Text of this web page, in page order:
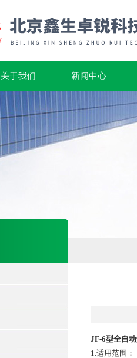
关于我们 新闻中心
JF-6型全自
1.适用范围：